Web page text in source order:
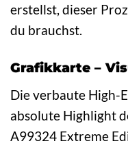
erstellst, dieser
du brauchst.
Grafikkarte –
Die verbaute High-
absolute Highlight
A99324 Extreme